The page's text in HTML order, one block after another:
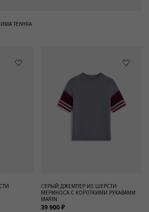
FENYRA
СЕРЫЙ ДЖЕМПЕР ИЗ ШЕРСТИ
МЕРИНОСА С КОРОТКИМИ РУКАВАМИ
MARIN
39 900 ₽